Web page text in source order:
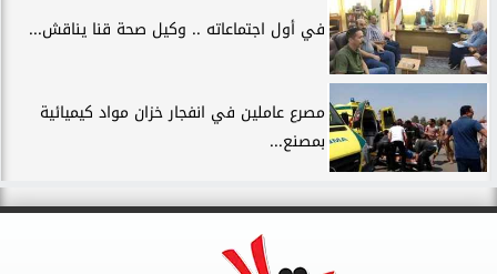
في أول اجتماعاته .. وكيل صحة قنا يناقش...
مصرع عاملين في انفجار خزان مواد كيميائية
بمصنع...